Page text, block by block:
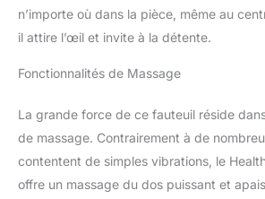
soulager les
Vivez une
matériaux
qualité】Le
massage
fabriqué à
n’importe où dans la pièce, même au
il attire l’œil et invite à la détente.
Fonctionnalités de Massage
La grande force de ce fauteuil réside
de massage. Contrairement à de
contentent de simples vibrations, le
offre un massage du dos puissant et